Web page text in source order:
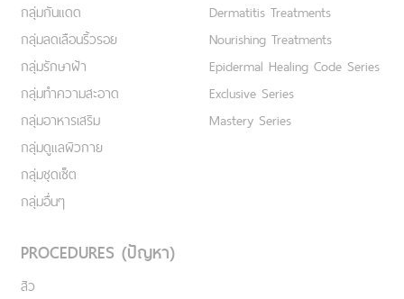
กลุ่มกันแดด
กลุ่มลดเลือนริ้วรอย
กลุ่มรักษาฝ้า
กลุ่มทำความสะอาด
กลุ่มอาหารเสริม
กลุ่มดูแลผิวกาย
กลุ่มชุดเซ็ต
กลุ่มอื่นๆ
Dermatitis Treatments
Nourishing Treatments
Epidermal Healing Code Series
Exclusive Series
Mastery Series
PROCEDURES (ปัญหา)
สิว